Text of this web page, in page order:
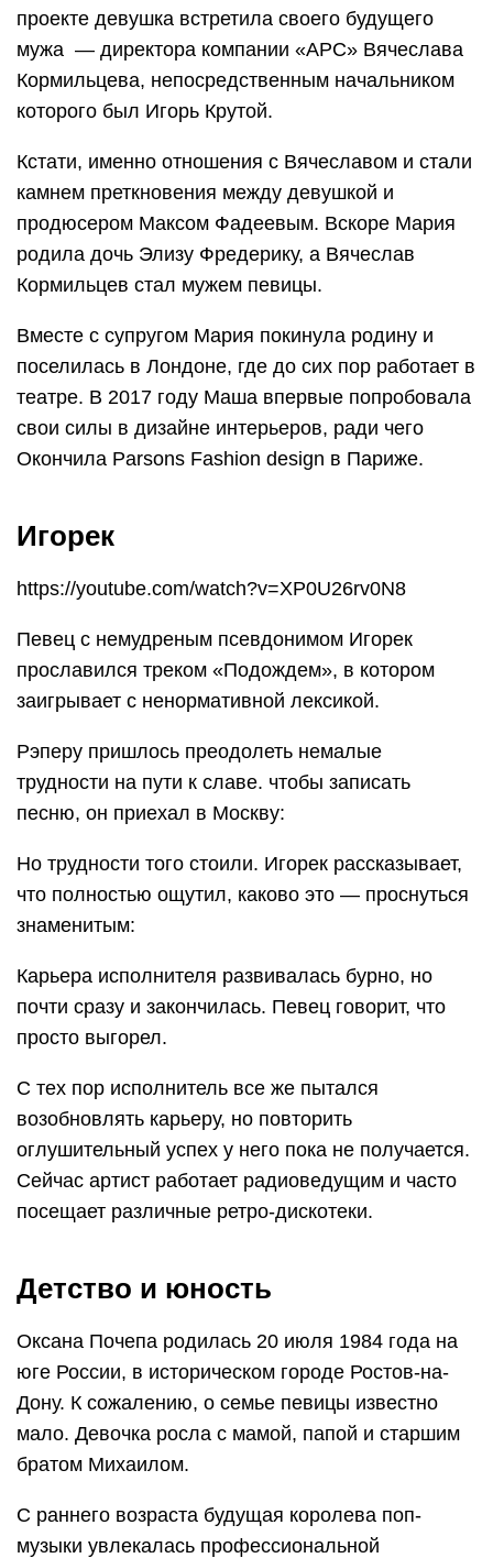
проекте девушка встретила своего будущего
мужа — директора компании «АРС» Вячеслава
Кормильцева, непосредственным начальником
которого был Игорь Крутой.
Кстати, именно отношения с Вячеславом и стали
камнем преткновения между девушкой и
продюсером Максом Фадеевым. Вскоре Мария
родила дочь Элизу Фредерику, а Вячеслав
Кормильцев стал мужем певицы.
Вместе с супругом Мария покинула родину и
поселилась в Лондоне, где до сих пор работает в
театре. В 2017 году Маша впервые попробовала
свои силы в дизайне интерьеров, ради чего
Окончила Parsons Fashion design в Париже.
Игорек
https://youtube.com/watch?v=XP0U26rv0N8
Певец с немудреным псевдонимом Игорек
прославился треком «Подождем», в котором
заигрывает с ненормативной лексикой.
Рэперу пришлось преодолеть немалые
трудности на пути к славе. чтобы записать
песню, он приехал в Москву:
Но трудности того стоили. Игорек рассказывает,
что полностью ощутил, каково это — проснуться
знаменитым:
Карьера исполнителя развивалась бурно, но
почти сразу и закончилась. Певец говорит, что
просто выгорел.
С тех пор исполнитель все же пытался
возобновлять карьеру, но повторить
оглушительный успех у него пока не получается.
Сейчас артист работает радиоведущим и часто
посещает различные ретро-дискотеки.
Детство и юность
Оксана Почепа родилась 20 июля 1984 года на
юге России, в историческом городе Ростов-на-
Дону. К сожалению, о семье певицы известно
мало. Девочка росла с мамой, папой и старшим
братом Михаилом.
С раннего возраста будущая королева поп-
музыки увлекалась профессиональной